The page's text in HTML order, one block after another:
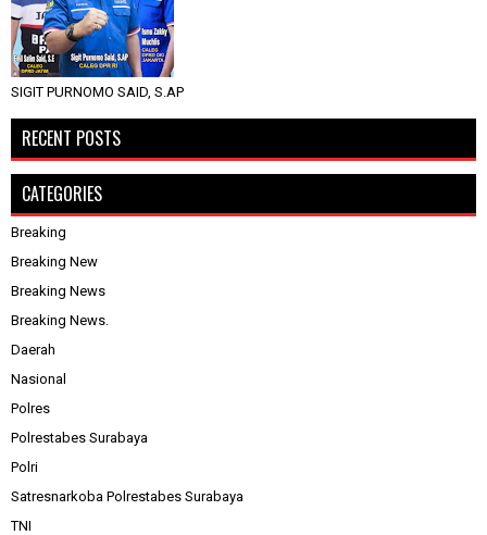
SIGIT PURNOMO SAID, S.AP
RECENT POSTS
CATEGORIES
Breaking
Breaking New
Breaking News
Breaking News.
Daerah
Nasional
Polres
Polrestabes Surabaya
Polri
Satresnarkoba Polrestabes Surabaya
TNI